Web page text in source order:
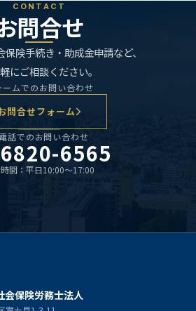
CONTACT
問合せ
険手続き・助成金申請など、
にご相談ください。
ームでのお問い合わせ
問合せフォーム
話でのお問い合わせ
6565
間：平日10:00〜17:00
会保険労務士法人